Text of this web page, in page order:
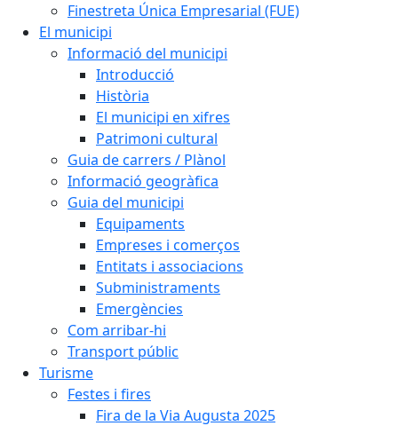
Finestreta Única Empresarial (FUE)
El municipi
Informació del municipi
Introducció
Història
El municipi en xifres
Patrimoni cultural
Guia de carrers / Plànol
Informació geogràfica
Guia del municipi
Equipaments
Empreses i comerços
Entitats i associacions
Subministraments
Emergències
Com arribar-hi
Transport públic
Turisme
Festes i fires
Fira de la Via Augusta 2025